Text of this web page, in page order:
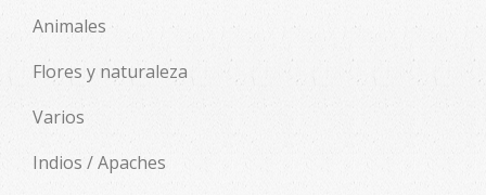
Animales
Flores y naturaleza
Varios
Indios / Apaches